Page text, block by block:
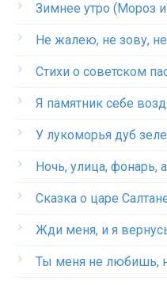
Зимнее утро (Мороз
Не жалею, не зову,
Стихи о советском
Я памятник себе
У лукоморья дуб
Ночь, улица, фонарь,
Сказка о царе
Жди меня, и я
Ты меня не любишь,